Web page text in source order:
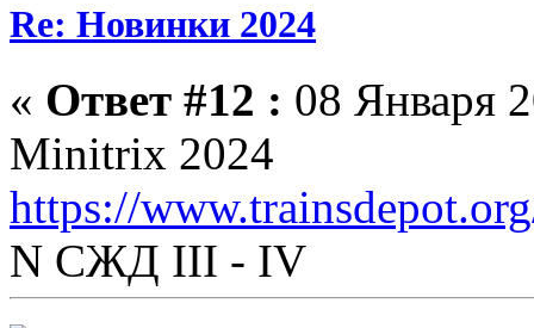
Re: Новинки 2024
« Ответ #12 : 08 Января
Minitrix 2024
https://
N СЖД III - IV